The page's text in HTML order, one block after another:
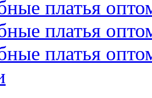
платья
платья
платья